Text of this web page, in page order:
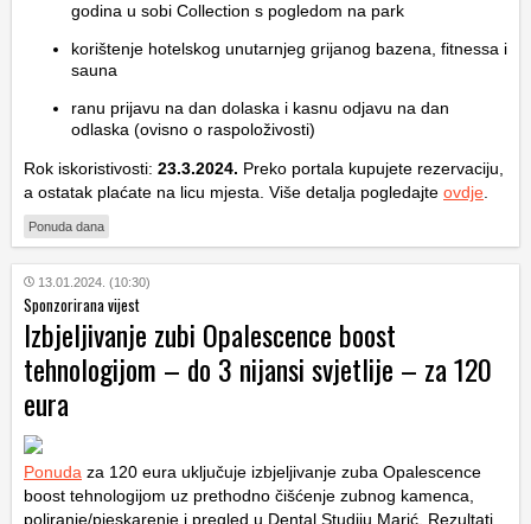
godina u sobi Collection s pogledom na park
korištenje hotelskog unutarnjeg grijanog bazena, fitnessa i
sauna
ranu prijavu na dan dolaska i kasnu odjavu na dan
odlaska (ovisno o raspoloživosti)
Rok iskoristivosti: 23.3.2024. Preko portala kupujete rezervaciju,
a ostatak plaćate na licu mjesta. Više detalja pogledajte ovdje
Ponuda dana
13.01.2024. (10:30)
Sponzorirana vijest
Izbjeljivanje zubi Opalescence boost
tehnologijom – do 3 nijansi svjetlije – za 120
eura
Ponuda za 120 eura uključuje izbjeljivanje zuba Opalescence
boost tehnologijom uz prethodno čišćenje zubnog kamenca,
poliranje/pjeskarenje i pregled u Dental Studiju Marić. Rezultati